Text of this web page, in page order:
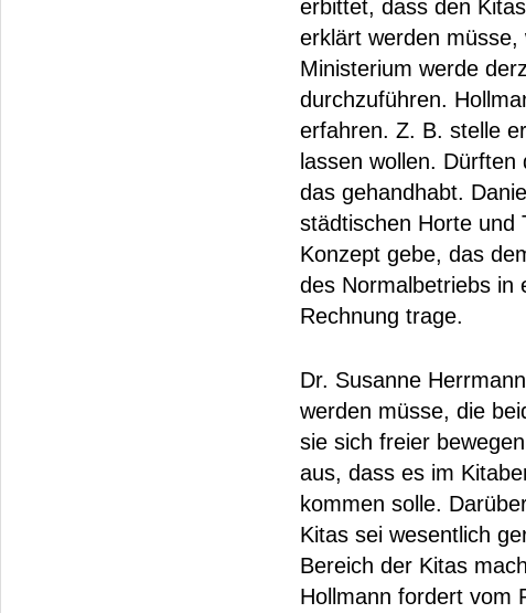
erbittet, dass den
erklärt werden
Ministerium werde
durchzuführen.
erfahren. Z. B. stelle
lassen wollen.
das gehandhabt.
städtischen Horte und
Konzept gebe, das
des Normalbetriebs in
Rechnung trage.
Dr. Susanne
werden müsse, die
sie sich freier
aus, dass es im
kommen solle.
Kitas sei wesentlich
Bereich der Kitas
Hollmann fordert vom